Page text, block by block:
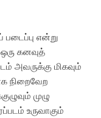
என்று
கனவுத்
அவருக்கு மிகவும்
நிறைவேற
முழு
உருவாகும்